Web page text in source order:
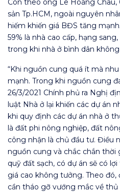
Còn theo ông Lê Hoàng
sản Tp.HCM, ngoài nguyên
hiếm khiến giá BĐS tăng
59% là nhà cao cấp, hạng
trong khi nhà ở bình dân
“Khi nguồn cung quá ít mà
mạnh. Trong khi nguồn cung
26/3/2021 Chính phủ ra Nghị
luật Nhà ở lại khiến các dự án
khi quy định các dự án nhà ở
là đất phi nông nghiệp, đất
công nhận là chủ đầu tư. Điều
nguồn cung và chắc chắn thời
quỹ đất sạch, có dự án sẽ có
giá cao không tưởng. Theo
cần tháo gỡ vướng mắc về